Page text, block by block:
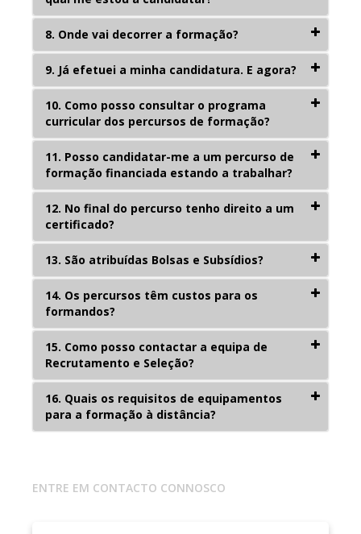
8. Onde vai decorrer a formação?
9. Já efetuei a minha candidatura. E agora?
10. Como posso consultar o programa
curricular dos percursos de formação?
11. Posso candidatar-me a um percurso de
formação financiada estando a trabalhar?
12. No final do percurso tenho direito a um
certificado?
13. São atribuídas Bolsas e Subsídios?
14. Os percursos têm custos para os
formandos?
15. Como posso contactar a equipa de
Recrutamento e Seleção?
16. Quais os requisitos de equipamentos
para a formação à distância?
ENTRE EM CONTACTO CONNOSCO